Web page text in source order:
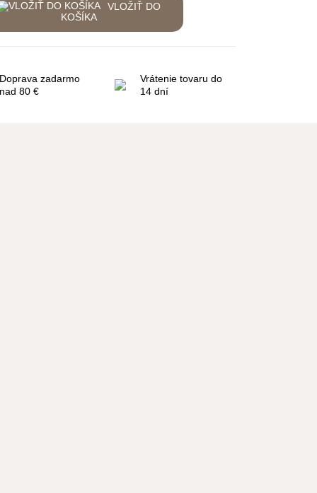
VLOŽIŤ DO
KOŠÍKA
Doprava zadarmo
nad 80 €
Vrátenie tovaru do
14 dní